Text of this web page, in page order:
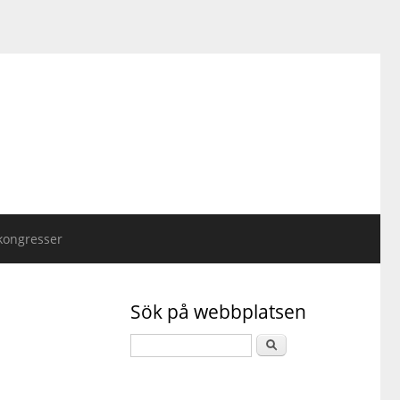
Sök på webbplatsen